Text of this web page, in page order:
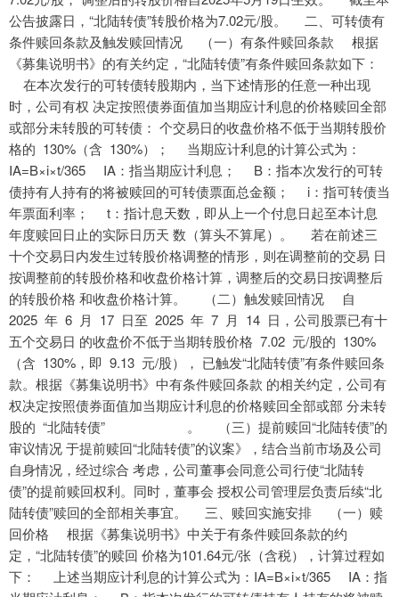
公告披露日，“北陆转债”转股价格为7.02元/股。 二、可转债有
条件赎回条款及触发赎回情况 （一）有条件赎回条款 根据
《募集说明书》的有关约定，“北陆转债”有条件赎回条款如下：
在本次发行的可转债转股期内，当下述情形的任意一种出现
时，公司有权 决定按照债券面值加当期应计利息的价格赎回全部
或部分未转股的可转债： 个交易日的收盘价格不低于当期转股价
格的 130%（含 130%）； 当期应计利息的计算公式为：
IA=B×i×t/365 IA：指当期应计利息； B：指本次发行的可转
债持有人持有的将被赎回的可转债票面总金额； i：指可转债当
年票面利率； t：指计息天数，即从上一个付息日起至本计息
年度赎回日止的实际日历天 数（算头不算尾）。 若在前述三
十个交易日内发生过转股价格调整的情形，则在调整前的交易 日
按调整前的转股价格和收盘价格计算，调整后的交易日按调整后
的转股价格 和收盘价格计算。 （二）触发赎回情况 自
2025 年 6 月 17 日至 2025 年 7 月 14 日，公司股票已有十
五个交易日 的收盘价不低于当期转股价格 7.02 元/股的 130%
（含 130%，即 9.13 元/股）， 已触发“北陆转债”有条件赎回条
款。根据《募集说明书》中有条件赎回条款 的相关约定，公司有
权决定按照债券面值加当期应计利息的价格赎回全部或部 分未转
股的 “北陆转债” 。 （三）提前赎回“北陆转债”的
审议情况 于提前赎回“北陆转债”的议案》，结合当前市场及公司
自身情况，经过综合 考虑，公司董事会同意公司行使“北陆转
债”的提前赎回权利。同时，董事会 授权公司管理层负责后续“北
陆转债”赎回的全部相关事宜。 三、赎回实施安排 （一）赎
回价格 根据《募集说明书》中关于有条件赎回条款的约
定，“北陆转债”的赎回 价格为101.64元/张（含税），计算过程如
下： 上述当期应计利息的计算公式为：IA=B×i×t/365 IA：指